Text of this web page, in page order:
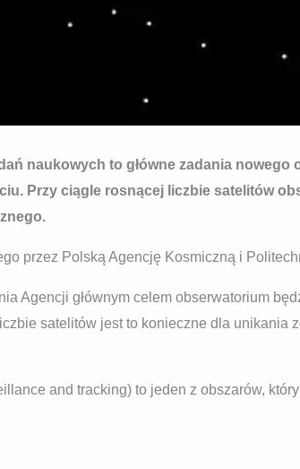
naukowych to główne zadania nowego
Przy ciągle rosnącej liczbie satelitów
przez Polską Agencję Kosmiczną i
Agencji głównym celem obserwatorium
satelitów jest to konieczne dla unikania
and tracking) to jeden z obszarów,